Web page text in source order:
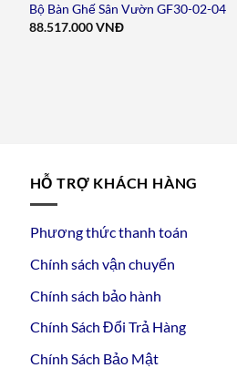
Bộ Bàn Ghế Sân Vườn GF30-02-04
88.517.000VNĐ
HỖ TRỢ KHÁCH HÀNG
Phương thức thanh toán
Chính sách vận chuyển
Chính sách bảo hành
Chính Sách Đổi Trả Hàng
Chính Sách Bảo Mật